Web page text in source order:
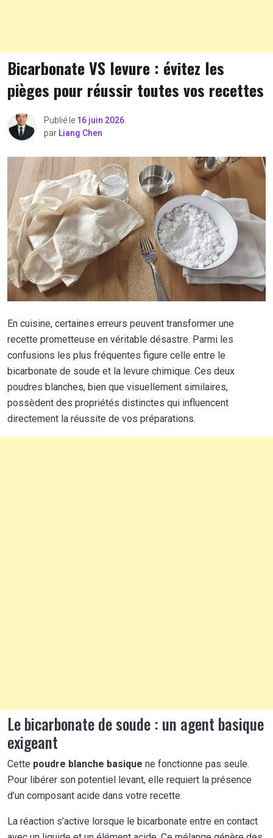
Bicarbonate VS levure : évitez les
pièges pour réussir toutes vos recettes
Publié le 16 juin 2026
par Liang Chen
En cuisine, certaines erreurs peuvent transformer une
recette prometteuse en véritable désastre. Parmi les
confusions les plus fréquentes figure celle entre le
bicarbonate de soude et la levure chimique. Ces deux
poudres blanches, bien que visuellement similaires,
possèdent des propriétés distinctes qui influencent
directement la réussite de vos préparations.
Le bicarbonate de soude : un agent basique
exigeant
Cette poudre blanche basique ne fonctionne pas seule.
Pour libérer son potentiel levant, elle requiert la présence
d’un composant acide dans votre recette.
La réaction s’active lorsque le bicarbonate entre en contact